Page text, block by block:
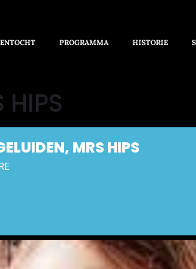
PROGRAMMA HISTORIE
HIPS
MRS HIPS